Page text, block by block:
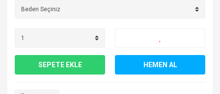
SEPETE EKLE HEMEN AL